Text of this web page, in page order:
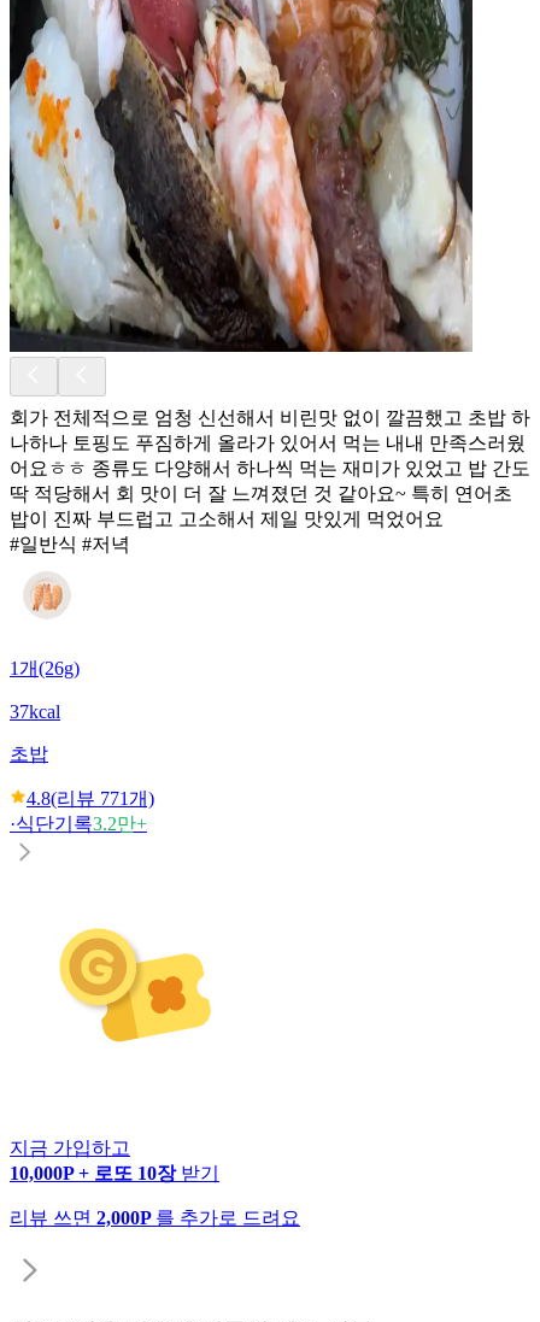
회가 전체적으로 엄청 신선해서 비린맛 없이 깔끔했고 초밥 하
나하나 토핑도 푸짐하게 올라가 있어서 먹는 내내 만족스러웠
어요ㅎㅎ 종류도 다양해서 하나씩 먹는 재미가 있었고 밥 간도
딱 적당해서 회 맛이 더 잘 느껴졌던 것 같아요~ 특히 연어초
밥이 진짜 부드럽고 고소해서 제일 맛있게 먹었어요
#일반식 #저녁
1개(26g)
37kcal
초밥
4.8(리뷰 771개)
·식단기록3.2만+
지금 가입하고
10,000P + 로또 10장 받기
리뷰 쓰면 2,000P 를 추가로 드려요